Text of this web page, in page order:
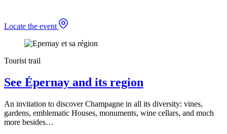
Locate the event
Tourist trail
See Épernay and its region
An invitation to discover Champagne in all its diversity: vines,
gardens, emblematic Houses, monuments, wine cellars, and much
more besides…